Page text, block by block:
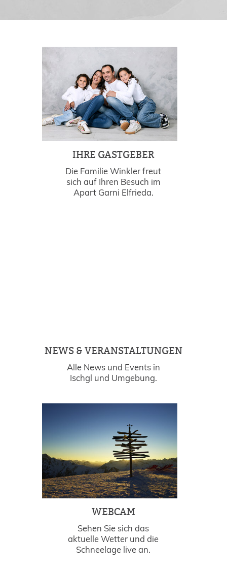
IHRE GASTGEBER
Die Familie Winkler freut
sich auf Ihren Besuch im
Apart Garni Elfrieda.
NEWS & VERANSTALTUNGEN
Alle News und Events in
Ischgl und Umgebung.
WEBCAM
Sehen Sie sich das
aktuelle Wetter und die
Schneelage live an.